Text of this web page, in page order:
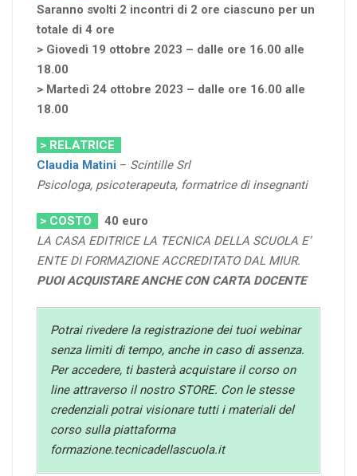
Saranno svolti 2 incontri di 2 ore ciascuno per un
totale di 4 ore
> Giovedì 19 ottobre 2023 – dalle ore 16.00 alle
18.00
> Martedì 24 ottobre 2023 – dalle ore 16.00 alle
18.00
> RELATRICE
Claudia Matini – Scintille Srl
Psicologa, psicoterapeuta, formatrice di insegnanti
> COSTO
40 euro
LA CASA EDITRICE LA TECNICA DELLA SCUOLA E’
ENTE DI FORMAZIONE ACCREDITATO DAL MIUR.
PUOI ACQUISTARE ANCHE CON CARTA DOCENTE
Potrai rivedere la registrazione dei tuoi webinar
senza limiti di tempo, anche in caso di assenza.
Per accedere, ti basterà acquistare il corso on
line attraverso il nostro STORE. Con le stesse
credenziali potrai visionare tutti i materiali del
corso sulla piattaforma
formazione.tecnicadellascuola.it